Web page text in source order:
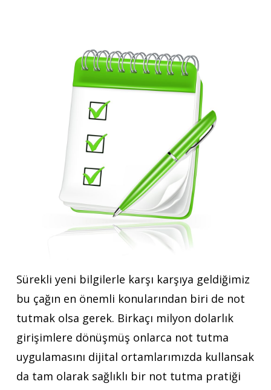
Sürekli yeni bilgilerle karşı karşıya geldiğimiz
bu çağın en önemli konularından biri de not
tutmak olsa gerek. Birkaçı milyon dolarlık
girişimlere dönüşmüş onlarca not tutma
uygulamasını dijital ortamlarımızda kullansak
da tam olarak sağlıklı bir not tutma pratiği